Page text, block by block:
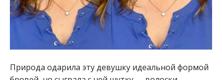
Природа одарила эту девушку идеальной формой